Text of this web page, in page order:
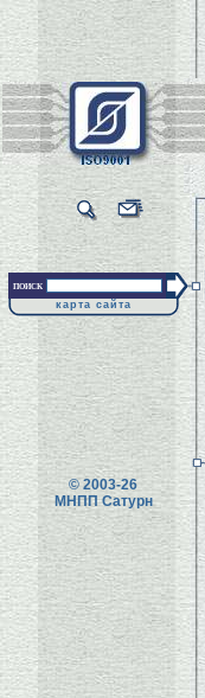
поиск
карта сайта
© 2003-26
МНПП Сатурн